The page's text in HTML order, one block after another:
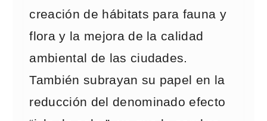
creación de hábitats para fauna y
flora y la mejora de la calidad
ambiental de las ciudades.
También subrayan su papel en la
reducción del denominado efecto